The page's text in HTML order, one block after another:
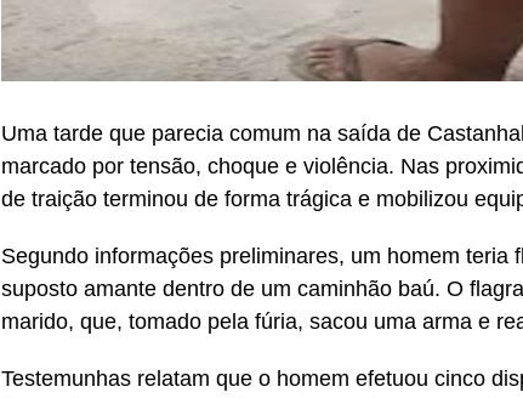
Uma tarde que parecia comum na saída de
marcado por tensão, choque e violência. Nas
de traição terminou de forma trágica e mobilizou
Segundo informações preliminares, um homem
suposto amante dentro de um caminhão baú. O
marido, que, tomado pela fúria, sacou uma arma e
Testemunhas relatam que o homem efetuou cinco